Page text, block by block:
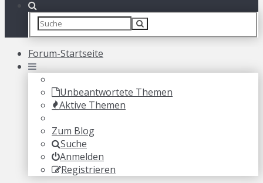
Forum-Startseite
Unbeantwortete Themen
Aktive Themen
Zum Blog
Suche
Anmelden
Registrieren